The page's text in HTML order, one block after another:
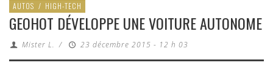
AUTOS / HIGH-TECH
GEOHOT DÉVELOPPE UNE VOITURE AUTONOME
Mister L. / 23 décembre 2015 - 12 h 03